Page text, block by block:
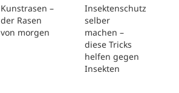
Kunstrasen –
der Rasen
von morgen
Insektenschutz
selber
machen –
diese Tricks
helfen gegen
Insekten